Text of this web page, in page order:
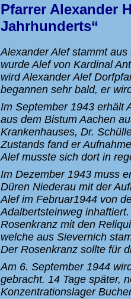
Pfarrer Alexander
Jahrhunderts“
Alexander Alef stammt
wurde Alef von Kardinal
wird Alexander Alef
begannen sehr bald, er
Im September 1943 erhält
aus dem Bistum Aachen
Krankenhauses, Dr.
Zustands fand er
Alef musste sich dort in
Im Dezember 1943 muss
Düren Niederau mit der
Alef im Februar1944 von
Adalbertsteinweg
Rosenkranz mit den
welche aus Sievernich
Der Rosenkranz sollte für
Am 6. September 1944
gebracht. 14 Tage später,
Konzentrationslager